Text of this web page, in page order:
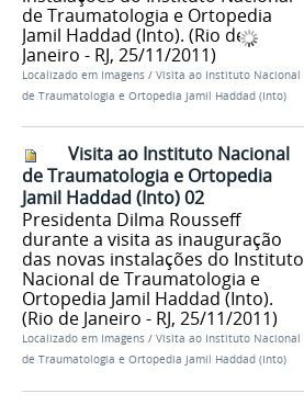
de Traumatologia e Ortopedia
Jamil Haddad (Into). (Rio de
Janeiro - RJ, 25/11/2011)
Localizado em Imagens / Visita ao Instituto Nacional
de Traumatologia e Ortopedia Jamil Haddad (Into)
Visita ao Instituto Nacional
de Traumatologia e Ortopedia
Jamil Haddad (Into) 02
Presidenta Dilma Rousseff
durante a visita as inauguração
das novas instalações do Instituto
Nacional de Traumatologia e
Ortopedia Jamil Haddad (Into).
(Rio de Janeiro - RJ, 25/11/2011)
Localizado em Imagens / Visita ao Instituto Nacional
de Traumatologia e Ortopedia Jamil Haddad (Into)